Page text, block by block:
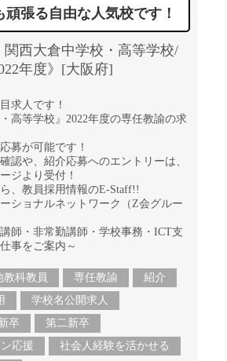
頑張る自由な人気校です！
関西大倉中学校・高等学校/
年度》[大阪府]
求人です！
高等学校』2022年度の専任教諭の求
募が可能です！
認や、紹介応募へのエントリーは、
ジより受付！
、教員採用情報のE-Staff!!
ショナルネットワーク（Z会グルー
師・非常勤講師・学校事務・ICT支
事をご案内～
教科教員 専任教諭
紹介
学校名公開求人
卒
第二新卒
応援
社会人経験を活かせる